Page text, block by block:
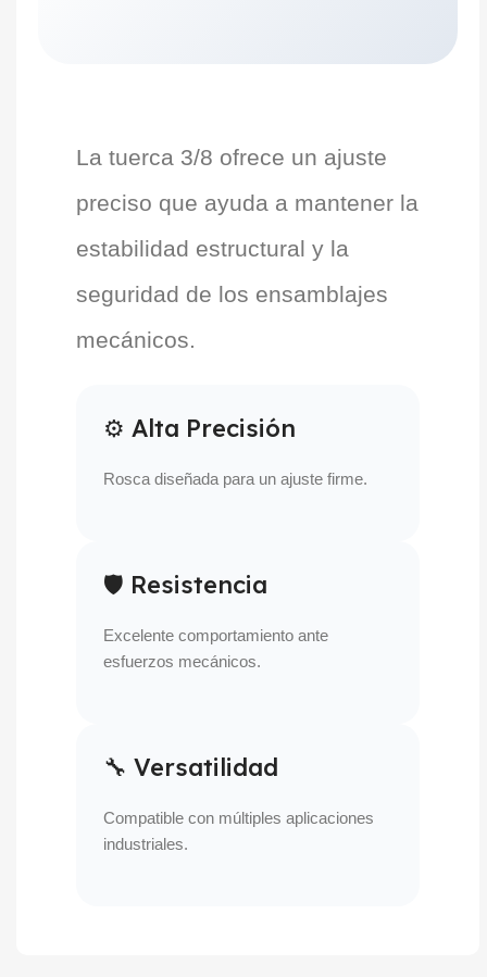
La tuerca 3/8 ofrece un ajuste
preciso que ayuda a mantener la
estabilidad estructural y la
seguridad de los ensamblajes
mecánicos.
⚙ Alta Precisión
Rosca diseñada para un ajuste firme.
🛡 Resistencia
Excelente comportamiento ante
esfuerzos mecánicos.
🔧 Versatilidad
Compatible con múltiples aplicaciones
industriales.